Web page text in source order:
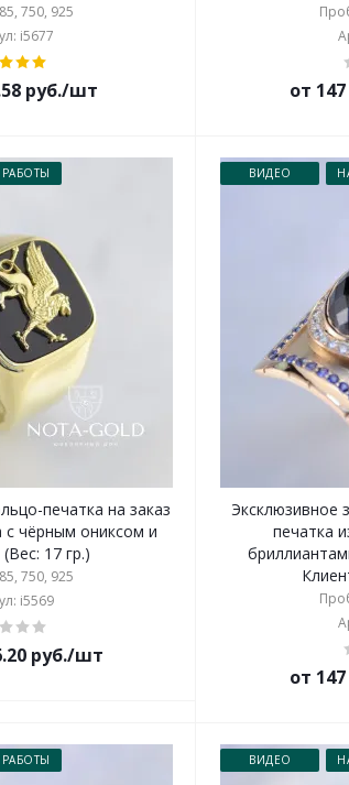
750, 925
i5677
руб./шт от
печатка на заказ
с чёрным ониксом и
17 гр.)
750, 925
i5569
руб./шт
ВИДЕО
Эксклюзивное
печатка
от
ВИДЕО